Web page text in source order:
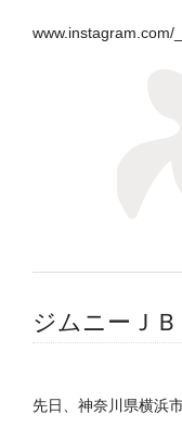
www.instagram.com/
ジムニーＪ
先日、神奈川県横浜